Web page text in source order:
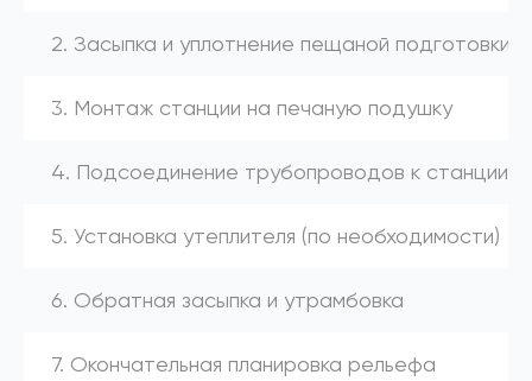
2. Засыпка и уплотнение пещаной подготовки
3. Монтаж станции на печаную подушку
4. Подсоединение трубопроводов к станции
5. Установка утеплителя (по необходимости)
6. Обратная засыпка и утрамбовка
7. Окончательная планировка рельефа